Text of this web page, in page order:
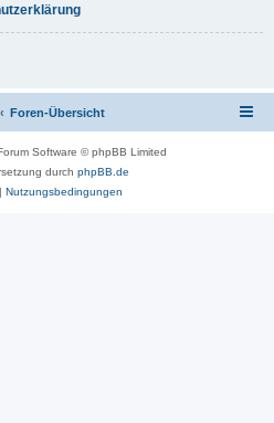
Foren-Übersicht
Software © phpBB Limited
durch phpBB.de
Nutzungsbedingungen